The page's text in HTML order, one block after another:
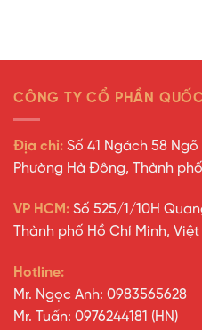
CÔNG TY CỔ PHẦN
Địa chỉ: Số 41 Ngách 58
Phường Hà Đông, Thành
VP HCM: Số 525/1/10H
Thành phố Hồ Chí Minh, Việt
Hotline:
Mr. Ngọc Anh: 0983565628
Mr. Tuấn: 0976244181 (HN)